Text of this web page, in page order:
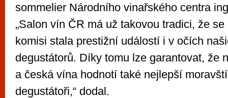
sommelier Národního vinařského centra
„Salon vín ČR má už takovou tradici, že
komisi stala prestižní událostí i v očích
degustátorů. Díky tomu lze garantovat, že
a česká vína hodnotí také nejlepší
degustátoři,“ dodal.